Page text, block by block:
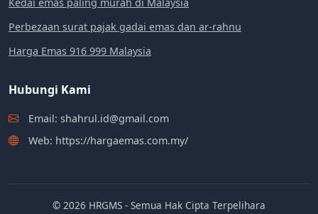
Perbezaan surat pajak gadai emas dan ar-rahnu
Harga Emas 916 999 Malaysia
Hubungi Kami
Email: shahrul.id@gmail.com
Web: https://hargaemas.com.my/
© 2026 HRGMS - Semua Hak Cipta Terpelihara